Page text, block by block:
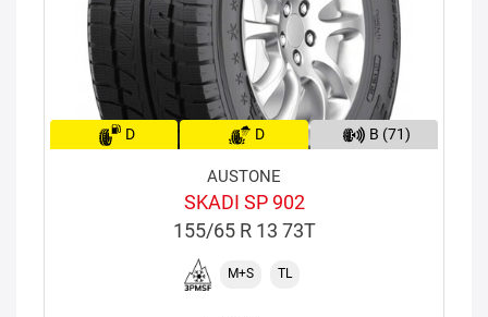
D D B (71)
AUSTONE
SKADI SP 902
155/65 R 13 73T
M+S TL